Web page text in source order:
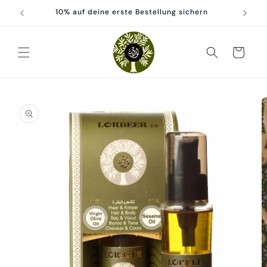
zum
10% auf deine erste Bestellung sichern
Warenkorb